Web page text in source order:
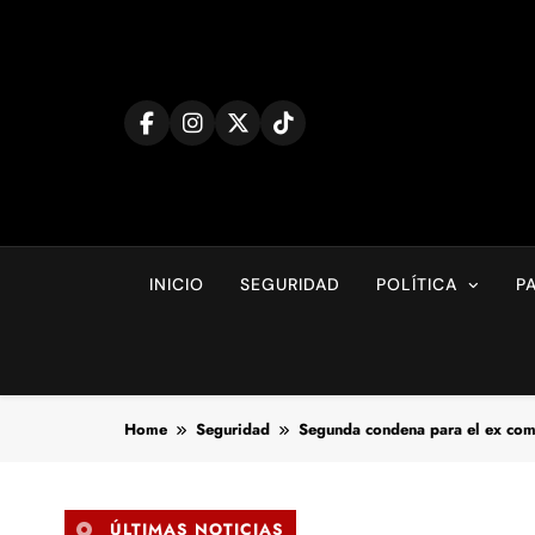
INICIO SEGURIDAD POLÍTICA
Home Seguridad Segunda condena para el ex
ÚLTIMAS NOTICIAS